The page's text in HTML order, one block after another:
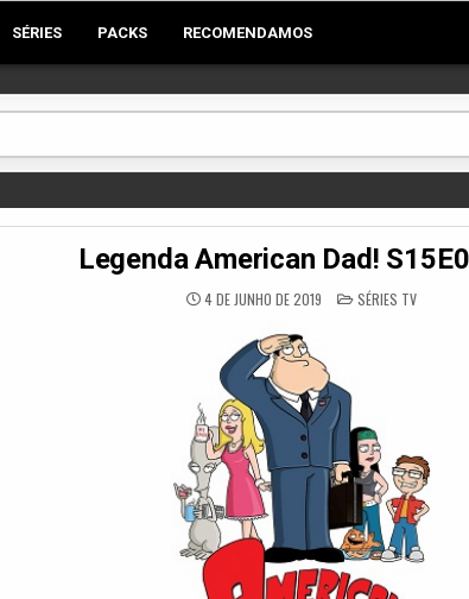
SÉRIES PACKS RECOMENDAMOS
Legenda American Dad!
4 DE JUNHO DE 2019 POSTED
IN
SÉRIES TV